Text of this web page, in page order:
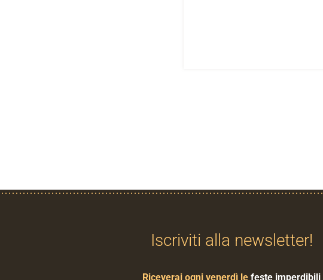
Iscriviti alla newsletter!
Riceverai ogni venerdì le feste imperdibili